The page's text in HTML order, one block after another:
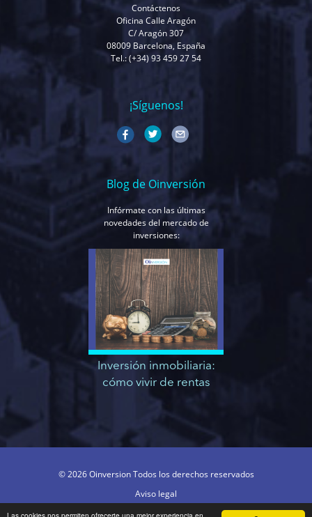
Contáctenos
Oficina Calle Aragón
C/ Aragón 307
08009 Barcelona, España
Tel.: (+34) 93 459 27 54
¡Síguenos!
Blog de Oinversión
Infórmate con las últimas
novedades del mercado de
inversiones:
Inversión inmobiliaria:
cómo vivir de rentas
© 2026 Oinversion Todos los derechos reservados
Aviso legal
Condiciones de uso